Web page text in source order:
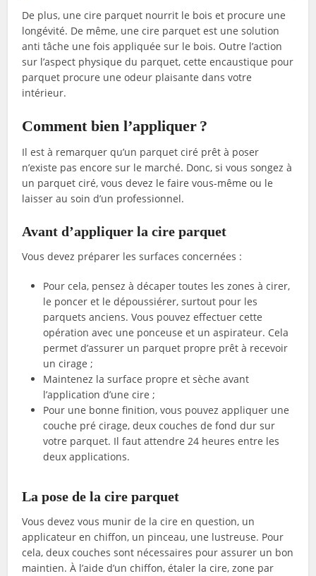
De plus, une cire parquet nourrit le bois et procure une
longévité. De même, une cire parquet est une solution
anti tâche une fois appliquée sur le bois. Outre l’action
sur l’aspect physique du parquet, cette encaustique pour
parquet procure une odeur plaisante dans votre
intérieur.
Comment bien l’appliquer ?
Il est à remarquer qu’un parquet ciré prêt à poser
n’existe pas encore sur le marché. Donc, si vous songez à
un parquet ciré, vous devez le faire vous-même ou le
laisser au soin d’un professionnel.
Avant d’appliquer la cire parquet
Vous devez préparer les surfaces concernées :
Pour cela, pensez à décaper toutes les zones à cirer,
le poncer et le dépoussiérer, surtout pour les
parquets anciens. Vous pouvez effectuer cette
opération avec une ponceuse et un aspirateur. Cela
permet d’assurer un parquet propre prêt à recevoir
un cirage ;
Maintenez la surface propre et sèche avant
l’application d’une cire ;
Pour une bonne finition, vous pouvez appliquer une
couche pré cirage, deux couches de fond dur sur
votre parquet. Il faut attendre 24 heures entre les
deux applications.
La pose de la cire parquet
Vous devez vous munir de la cire en question, un
applicateur en chiffon, un pinceau, une lustreuse. Pour
cela, deux couches sont nécessaires pour assurer un bon
maintien. À l’aide d’un chiffon, étaler la cire, zone par